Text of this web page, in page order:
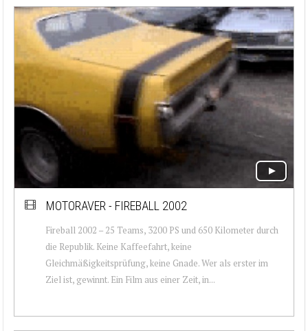
MOTORAVER - FIREBALL 2002
Fireball 2002 – 25 Teams, 3200 PS und 650 Kilometer durch
die Republik. Keine Kaffeefahrt, keine
Gleichmäßigkeitsprüfung, keine Gnade. Wer als erster im
Ziel ist, gewinnt. Ein Film aus einer Zeit, in...